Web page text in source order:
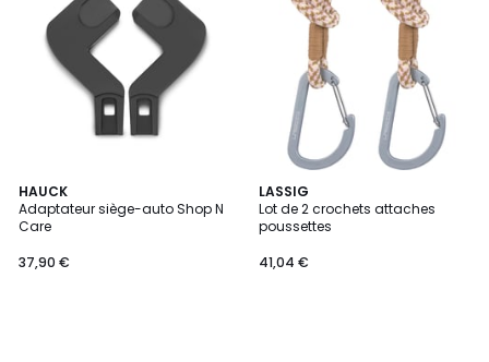
HAUCK
Adaptateur siège-auto Shop N
Care
37,90 €
LASSIG
Lot de 2 crochets attaches
poussettes
41,04 €